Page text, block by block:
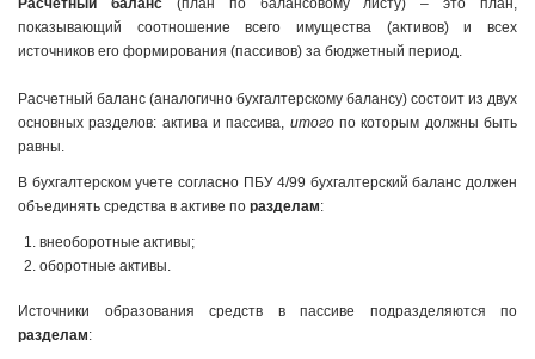
Расчетный баланс(план по балансовому листу) – это план,
показывающий соотношение всего имущества (активов) и всех
источников его формирования (пассивов) за бюджетный период.
Расчетный баланс (аналогично бухгалтерскому балансу) состоит из двух
основных разделов: актива и пассива, итогопо которым должны быть
равны.
В бухгалтерском учете согласно ПБУ 4/99 бухгалтерский баланс должен
объединять средства в активе по разделам:
внеоборотные активы;
оборотные активы.
Источники образования средств в пассиве подразделяются по
разделам: